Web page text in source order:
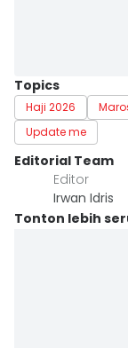
Topics
Haji 2026
Update me
Editorial Team
Editor
Irwan Idris
Tonton lebih